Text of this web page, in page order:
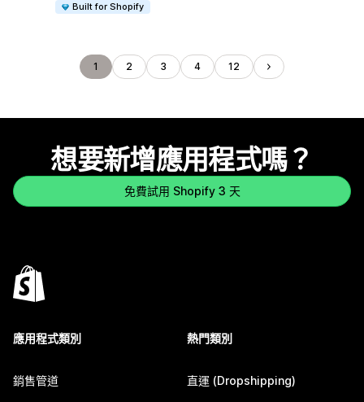
Built for Shopify
1 2 3 4 12
想要新增應用程式嗎？
免費試用 Shopify 3 天
應用程式類別
銷售管道
熱門類別
直運 (Dropshipping)